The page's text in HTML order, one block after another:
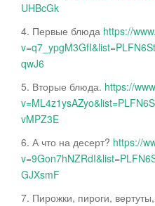
UHBcGk
4. Первые блюда https://
qwJ6
5. Вторые блюда. https://
vMPZ3E
6. А что на десерт? https://
GJXsmF
7. Пирожки, пироги,